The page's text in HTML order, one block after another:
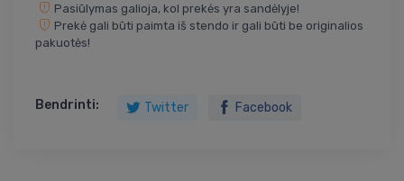
Pasiūlymas galioja, kol prekės yra sandėlyje!
Prekė gali būti paimta iš stendo ir gali būti be originalios
pakuotės!
Bendrinti: Twitter Facebook